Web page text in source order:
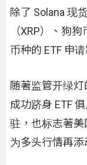
除了 Solana 现
（XRP）、狗
币种的 ETF 申
随著监管开绿
成功跻身 ETF
驻，也标志著美
为多头行情再添